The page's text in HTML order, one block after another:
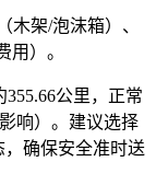
木架/泡沫箱）、
用）。
公里，正常
响）。建议选择
，确保安全准时送